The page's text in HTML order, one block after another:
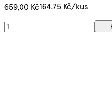
659,00 Kč164,75 Kč/kus